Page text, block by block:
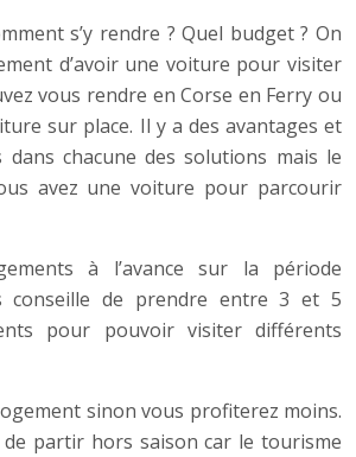
s’y rendre ? Quel budget ? On
d’avoir une voiture pour visiter
vous rendre en Corse en Ferry ou
sur place. Il y a des avantages et
dans chacune des solutions mais le
avez une voiture pour parcourir
à l’avance sur la période
conseille de prendre entre 3 et 5
pour pouvoir visiter différents
sinon vous profiterez moins.
de partir hors saison car le tourisme